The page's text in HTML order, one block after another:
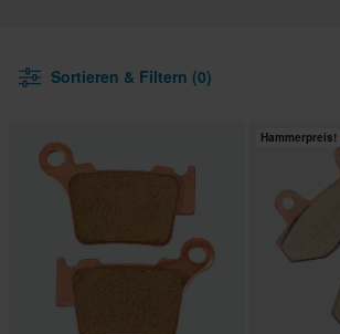
Sortieren & Filtern (0)
Hammerpreis!